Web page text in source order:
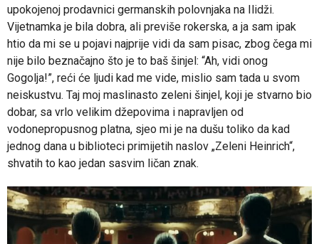
upokojenoj prodavnici germanskih polovnjaka na Ilidži.
Vijetnamka je bila dobra, ali previše rokerska, a ja sam ipak
htio da mi se u pojavi najprije vidi da sam pisac, zbog čega mi
nije bilo beznačajno što je to baš šinjel: “Ah, vidi onog
Gogolja!”, reći će ljudi kad me vide, mislio sam tada u svom
neiskustvu. Taj moj maslinasto zeleni šinjel, koji je stvarno bio
dobar, sa vrlo velikim džepovima i napravljen od
vodonepropusnog platna, sjeo mi je na dušu toliko da kad
jednog dana u biblioteci primijetih naslov „Zeleni Heinrich“,
shvatih to kao jedan sasvim ličan znak.